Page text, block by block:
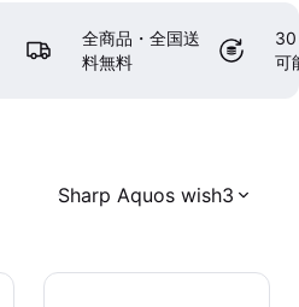
全商品・全国送
料無料
30
可
Sharp Aquos wish3